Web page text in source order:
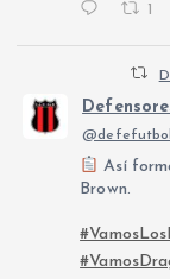
1
Así
Brown.